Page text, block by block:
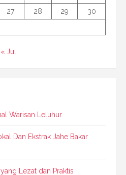
27 28 29
30
« Jul
Warisan Leluhur
Dan Ekstrak Jahe Bakar
Lezat dan Praktis